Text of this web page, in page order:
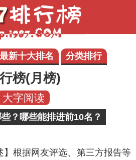
最新十大排名 分类排行
榜(月榜)
大字阅读
？哪些能排进前10名？
根据网友评选、第三方报告等